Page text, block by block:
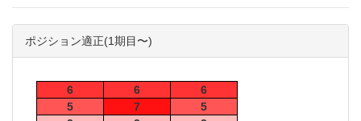
ポジション適正(1期目〜)
6 6
6
5
7
5